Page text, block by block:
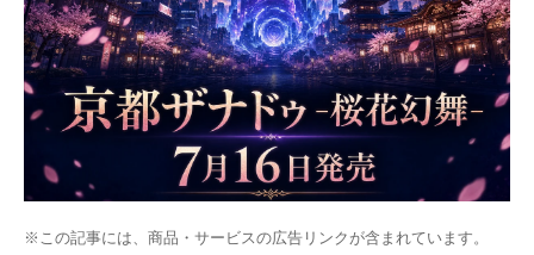
※この記事には、商品・サービスの広告リンクが含まれています。